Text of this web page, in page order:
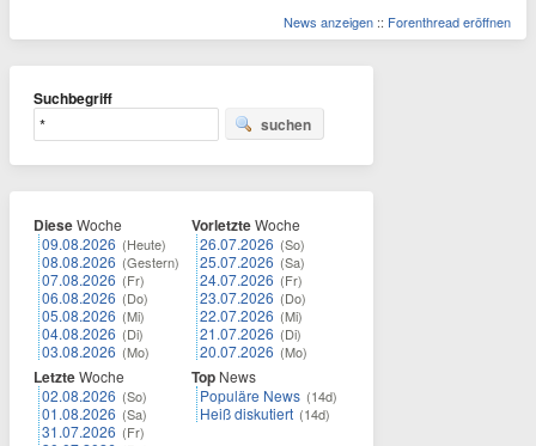
News anzeigen :: Forenthread eröffnen
Suchbegriff
suchen
DieseWoche
09.08.2026 (Heute)
08.08.2026 (Gestern)
07.08.2026 (Fr)
06.08.2026 (Do)
05.08.2026 (Mi)
04.08.2026 (Di)
03.08.2026 (Mo)
LetzteWoche
02.08.2026 (So)
01.08.2026 (Sa)
31.07.2026 (Fr)
VorletzteWoche
26.07.2026 (So)
25.07.2026 (Sa)
24.07.2026 (Fr)
23.07.2026 (Do)
22.07.2026 (Mi)
21.07.2026 (Di)
20.07.2026 (Mo)
Top News
Populäre News (14d)
Heiß diskutiert (14d)